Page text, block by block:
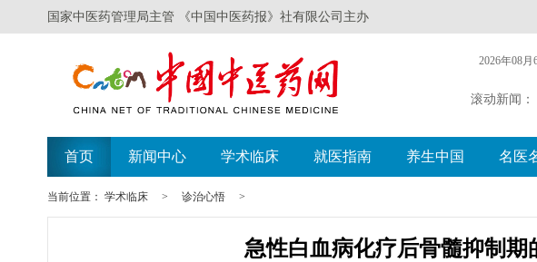
国家中医药管理局主管 《中国中医药报》社有限公司主办
2026年08月
滚动新闻：
首页 新闻中心 学术临床 就医指南 养生中国 名医
当前位置： 学术临床 > 诊治心悟 >
急性白血病化疗后骨髓抑制期